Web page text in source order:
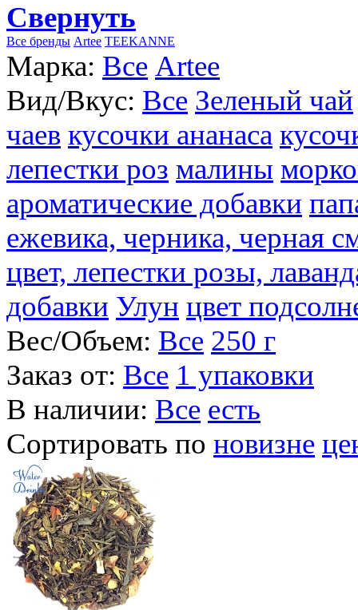
Свернуть
Все бренды Artee TEEKANNE
Марка: Все Artee
Вид/Вкус: Все Зеленый чай
чаев кусочки ананаса
лепестки роз малины
ароматические добавки
ежевика, черника, черная
цвет, лепестки розы,
добавки Улун цвет
Вес/Объем: Все 250 г
Заказ от: Все 1 упаковки
В наличии: Все есть
Сортировать по новизне